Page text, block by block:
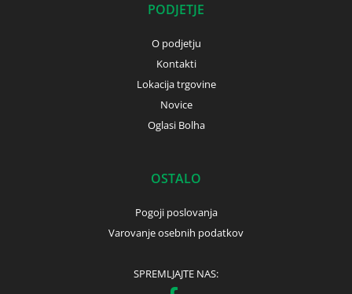
PODJETJE
O podjetju
Kontakti
Lokacija trgovine
Novice
Oglasi Bolha
OSTALO
Pogoji poslovanja
Varovanje osebnih podatkov
SPREMLJAJTE NAS: